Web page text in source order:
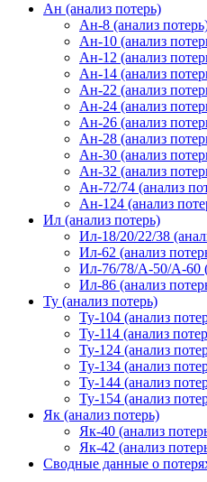
Ан (анализ потерь)
Ан-8 (анализ
Ан-10 (анализ
Ан-12 (анализ
Ан-14 (анализ
Ан-22 (анализ
Ан-24 (анализ
Ан-26 (анализ
Ан-28 (анализ
Ан-30 (анализ
Ан-32 (анализ
Ан-72/74 (анализ
Ан-124 (анализ
Ил (анализ потерь)
Ил-18/20/22/38
Ил-62 (анализ
Ил-76/78/А-50/А-60
Ил-86 (анализ
Ту (анализ потерь)
Ту-104 (анализ
Ту-114 (анализ
Ту-124 (анализ
Ту-134 (анализ
Ту-144 (анализ
Ту-154 (анализ
Як (анализ потерь)
Як-40 (анализ
Як-42 (анализ
Сводные данные о